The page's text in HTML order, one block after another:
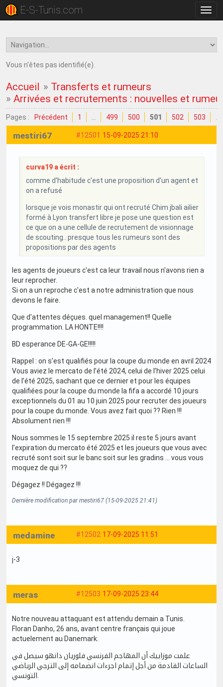
la
E-S-Tunis.com
Vous n'êtes pas identifié(e).
Accueil » Transferts et rumeurs
» Arrivées et recrutements : nouvelles et
Pages : Précédent 1 499 500 501 502 503
#12501 15-09-2025 21:10
mestiri67
curva19 a écrit :
comme d'habitude c'est une proposition d'un agent et
on a refusé
lorsque je vois monastir qui ont recruté Chim jbali ailier
formé à Lyon transfert libre je pose une question est
ce que on a une cellule de recrutement de visionnage
de scouting.. presque tous les rumeurs sont des
propositions par des agents
les agents de joueurs c'est ca leur travail nous n'avons rien a
leur reprocher.
Si on a un reproche c'est a notre administration que nous
devons le faire.
Que d'attentes déçues. quel management!! Quelle
programmation. LA HONTE!!!!
BD esperance DE-GA-GE!!!!!
Rappel : on s’est qualifiés pour la coupe du monde en avril 2024
Vous aviez le mercato de l’été 2024, celui de l’hiver 2025 celui
de l’été 2025, sachant que ce dernier et pour les équipes
qualifiées pour la coupe du monde la fifa a accordé 10 jours
exceptionnels du 01 au 10 juin 2025 pour recruter des joueurs
pour la coupe du monde. Vous avez fait quoi ?? Rien !!!
Absolument rien !!!
Nous sommes le 15 septembre 2025 il reste 5 jours avant
l’expiration du mercato été 2025 et les joueurs que vous avec
recruté sont soit sur le banc soit sur les gradins … vous vous
moquez de qui ??
Dégagez !! Dégagez !!!
Dernière modification par mestiri67 (15-09-2025 21:41)
#12502 17-09-2025 11:51
medamine
j-3
#12503 17-09-2025 23:44
meras
Notre nouveau attaquant est attendu demain a Tunis.
Floran Danho, 26 ans, avant centre français qui joue
actuelement au Danemark.
علمت موزاييك أن المهاجم الفرنسي فلوريان دانهو سيصل في
الساعات القادمة من أجل إتمام اجرءات انضمامه إلى الترجي الرياضي